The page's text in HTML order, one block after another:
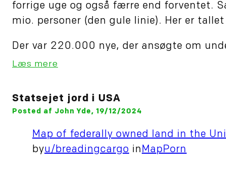
forrige uge og også færre end forventet.
mio. personer (den gule linie). Her er
Der var 220.000 nye, der ansøgte om
Læs mere
Statsejet jord i USA
Posted af John Yde, 19/12/2024
Map of federally owned land in the
byu/breadingcargo in MapPorn